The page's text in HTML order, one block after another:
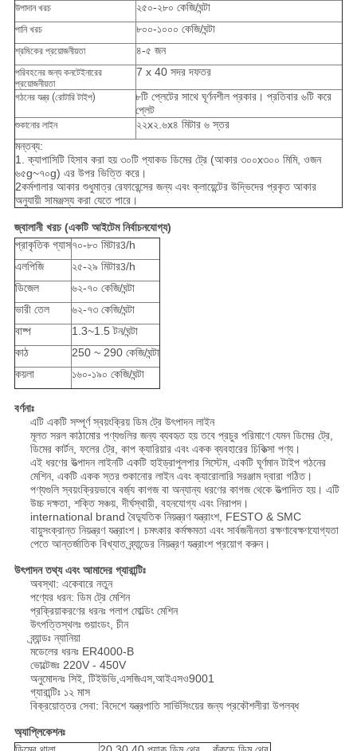
উপাদান খরচ ২৫০-২৮০ কেজি/ঘন্টা
পানি খরচ ৮০০-১০০০ কেজি/ঘন্টা
শ্রমিকের প্রয়োজনীয়তা ৪-৫ জন
পরিবহনের জন্য কনটেইনারের
প্রয়োজনীয়তা
7 x 40 সদর দফতর
গঠনের যন্ত্র (রোটারি টাইপ)
৮টি প্লেটের সাথে ঘূর্ণনশীল প্রকার। প্রতিবার ৬টি করে
প্লেট
শুকানোর লাইন
২২x২.৬x৪ মিটার ৬ স্তর
মন্তব্য:
1. ক্যাপাসিটি হিসাব করা হয় ৩০টি প্যাকড ডিমের ট্রে (আকার ৩০০x৩০০ মিমি, ওজন
৬৫g~৭০g) এর উপর ভিত্তি করে।
2কর্মশালার আকার শুধুমাত্র রেফারেন্সের জন্য এবং ক্লায়েন্টের উদ্ভিদের প্রকৃত আকার
অনুযায়ী সামঞ্জস্য করা যেতে পারে।
জ্বালানী খরচ (একটি আইটেম নির্বাচনযোগ্য)
প্রাকৃতিক গ্যাস৭০-৮০ মিটার3/h
এলপিজি
২৫-২৯ মিটার3/h
ডিজেল
৬২-৭০ কেজি/ঘন্টা
ভারী তেল
৬২-৭৩ কেজি/ঘন্টা
বাষ্প
1.3~1.5 টন/ঘন্টা
কাঠ
250 ~ 290 কেজি/ঘন্টা
কয়লা
১৬০-১৯০ কেজি/ঘন্টা
বর্ণনাঃ
এটি একটি সম্পূর্ণ স্বয়ংক্রিয় ডিম ট্রে উৎপাদন লাইন
মূলত সরল কাঠামোর পণ্যগুলির জন্য ব্যবহৃত হয় তবে প্রচুর পরিমাণে যেমন ডিমের ট্রে,
ডিমের কার্টন, ফলের ট্রে, কাপ ক্যারিয়ার এবং একক ব্যবহারের চিকিত্সা পণ্য।
এই ধরণের উত্পাদন লাইনটি একটি হাইড্রাপুলপার সিস্টেম, একটি ঘূর্ণমান টাইপ গঠনের
মেশিন, একটি একক স্তর শুকানোর লাইন এবং ক্যারোলারি সরঞ্জাম দ্বারা গঠিত।
পণ্যগুলি স্বয়ংক্রিয়ভাবে বর্জ্য কাগজ বা অন্যান্য ধরণের কাগজ থেকে উত্পাদিত হয়। এটি
উচ্চ দক্ষতা, শক্তি সঞ্চয়, দীর্ঘস্থায়ী, বহনযোগ্য এবং নিরাপদ।
international brand বৈদ্যুতিক নিয়ন্ত্রণ যন্ত্রাংশ, FESTO & SMC
বায়ুসংক্রান্ত নিয়ন্ত্রণ যন্ত্রাংশ। চমৎকার কর্মক্ষমতা এবং সার্বজনীনতা রক্ষণাবেক্ষণযোগ্যতা
পেতে আন্তর্জাতিক বিখ্যাত ব্র্যান্ডের নিয়ন্ত্রণ যন্ত্রাংশ প্রয়োগ করুন।
উৎপাদন তথ্য এবং আমাদের গ্যারান্টিঃ
অবস্থা: একেবারে নতুন
পণ্যের ধরন: ডিম ট্রে মেশিন
প্রক্রিয়াকরণের ধরনঃ পলাপ মোল্ডিং মেশিন
উৎপত্তিস্থলঃ গুয়াংডং, চীন
ব্র্যান্ডঃ ন্যানিয়া
মডেলের ধরনঃ ER4000-B
ভোল্টেজঃ 220V - 450V
অনুমোদনঃ সিই, টিইউভি,এসজিএস,আইএসও9001
গ্যারান্টিঃ ১২ মাস
বিক্রয়োত্তর সেবা: বিদেশে যন্ত্রপাতি সার্ভিসিংয়ের জন্য প্রকৌশলীরা উপলব্ধ
অ্যাপ্লিকেশনঃ